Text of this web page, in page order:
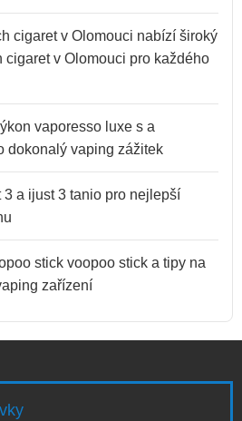
cigaret v Olomouci nabízí široký
cigaret v Olomouci pro každého
vaporesso luxe s a
dokonalý vaping zážitek
a ijust 3 tanio pro nejlepší
stick voopoo stick a tipy na
zařízení